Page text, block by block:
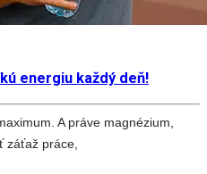
energiu každý deň!
A práve magnézium,
záťaž práce,